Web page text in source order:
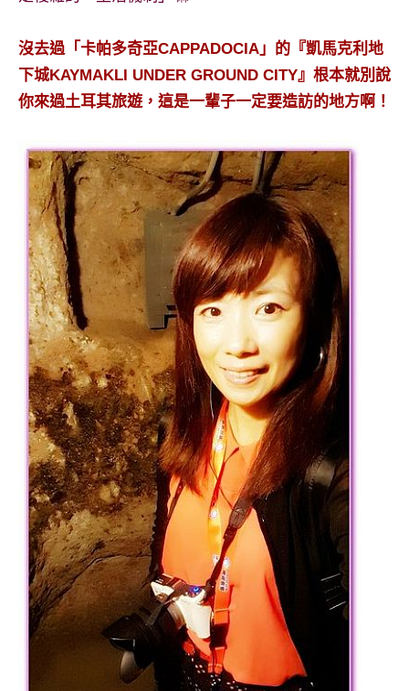
沒去過「卡帕多奇亞CAPPADOCIA」的『凱馬克利地
下城KAYMAKLI UNDER GROUND CITY』根本就別說
你來過土耳其旅遊，這是一輩子一定要造訪的地方啊！